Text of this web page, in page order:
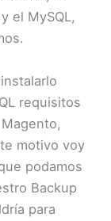
el MySQL,
requisitos
motivo voy
podamos
Backup
para